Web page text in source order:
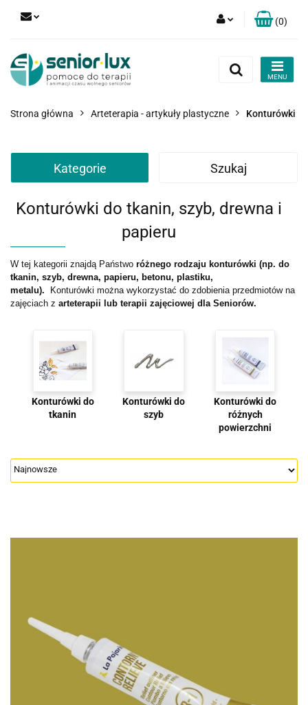
Zarejestruj się
Zgody cookies
(0)
Strona główna Arteterapia - artykuły plastyczne Konturówki
Kategorie Szukaj
Konturówki do tkanin, szyb, drewna i
papieru
W tej kategorii znajdą Państwo różnego rodzaju konturówki (np. do
tkanin, szyb, drewna, papieru, betonu, plastiku,
metalu).
Konturówki można wykorzystać do zdobienia przedmiotów na
zajęciach z arteterapii lub terapii zajęciowej dla Seniorów.
Konturówki do
tkanin
Konturówki do
szyb
Konturówki do
różnych
powierzchni